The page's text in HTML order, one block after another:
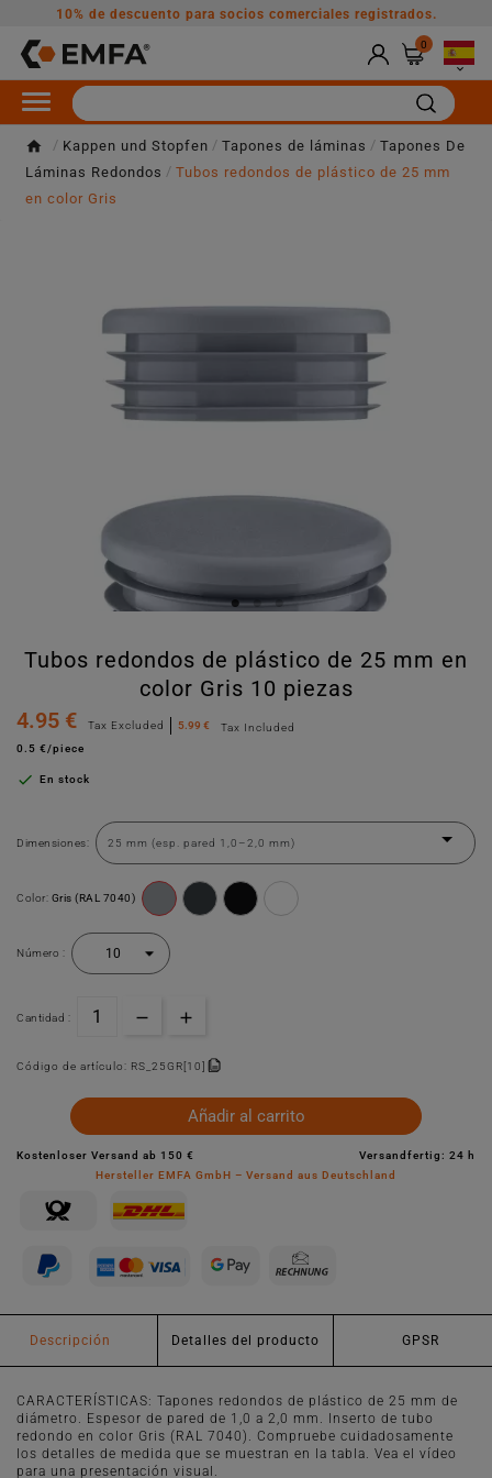
10% de descuento para socios comerciales registrados.
0

Kappen und Stopfen Tapones de láminas
Tapones De
Láminas Redondos
Tubos redondos de plástico de 25 mm
en color Gris
Tubos redondos de plástico de 25 mm en
color Gris 10 piezas
4.95 €
Tax Excluded 5.99 €
Tax Included
0.5 €/piece
 En stock
Dimensiones:
Color: Gris (RAL 7040)
Número :
Cantidad :
Código de artículo: RS_25GR[10]
Añadir al carrito
Kostenloser Versand ab 150 €
Versandfertig: 24 h
Hersteller EMFA GmbH – Versand aus Deutschland
Descripción Detalles del producto GPSR
CARACTERÍSTICAS: Tapones redondos de plástico de 25 mm de
diámetro. Espesor de pared de 1,0 a 2,0 mm. Inserto de tubo
redondo en color Gris (RAL 7040). Compruebe cuidadosamente
los detalles de medida que se muestran en la tabla. Vea el vídeo
para una presentación visual.